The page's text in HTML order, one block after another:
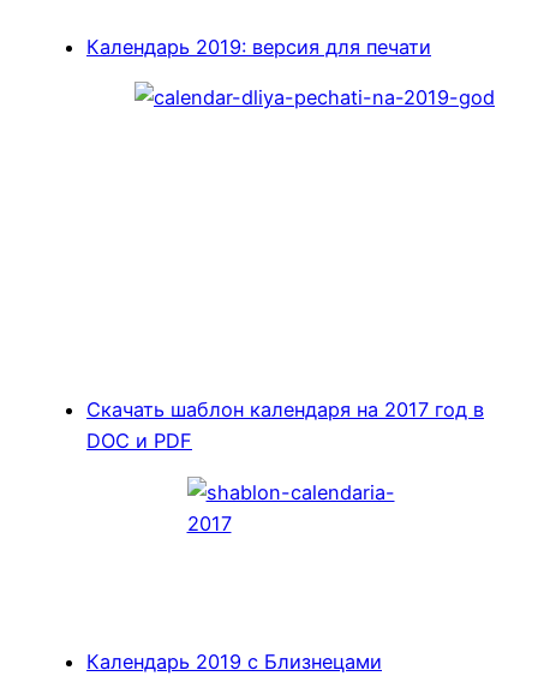
Календарь 2019: версия для печати
Скачать шаблон календаря на 2017 год в
DOC и PDF
Календарь 2019 с Близнецами